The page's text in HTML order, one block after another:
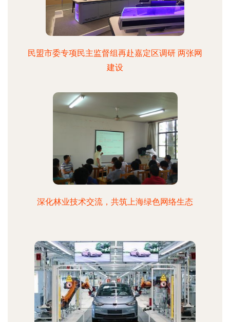
民盟市委专项民主监督组再赴嘉定区调研 两张网
建设
深化林业技术交流，共筑上海绿色网络生态